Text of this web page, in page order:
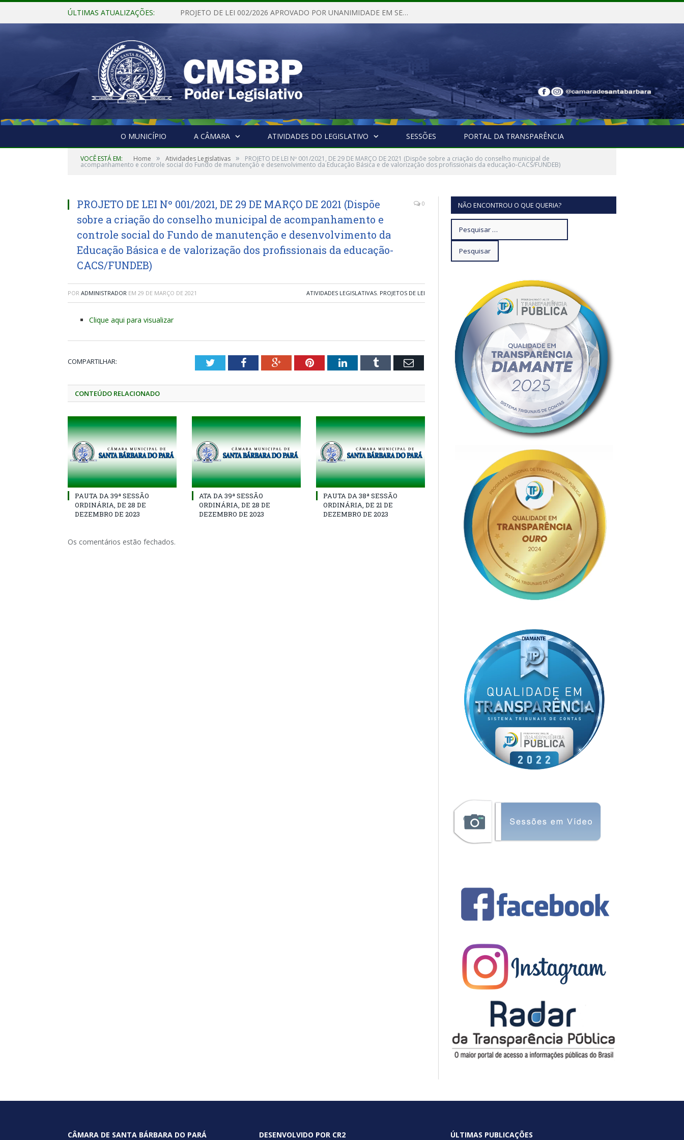
ÚLTIMAS ATUALIZAÇÕES: PROJETO DE LEI 002/2026 APROVADO POR UNANIMIDADE EM SESSÃO ORDINÁRIA NESTA QUINTA – FEIRA 28 DE MAIO DE 2026
O MUNICÍPIO A CÂMARA ATIVIDADES DO LEGISLATIVO SESSÕES PORTAL DA TRANSPARÊNCIA
VOCÊ ESTÁ EM: Home » Atividades Legislativas » PROJETO DE LEI Nº 001/2021, DE 29 DE MARÇO DE 2021 (Dispõe sobre a criação do conselho municipal de
acompanhamento e controle social do Fundo de manutenção e desenvolvimento da Educação Básica e de valorização dos profissionais da educação-CACS/FUNDEB)
PROJETO DE LEI Nº 001/2021, DE 29 DE MARÇO DE 2021 (Dispõe
sobre a criação do conselho municipal de acompanhamento e
controle social do Fundo de manutenção e desenvolvimento da
Educação Básica e de valorização dos profissionais da educação-
CACS/FUNDEB)
0
POR ADMINISTRADOR EM 29 DE MARÇO DE 2021 ATIVIDADES LEGISLATIVAS, PROJETOS DE LEI
Clique aqui para visualizar
COMPARTILHAR: TwitterFacebookGoogle+PinterestLinkedInTumblr Email
CONTEÚDO RELACIONADO
PAUTA DA 39ª SESSÃO
ORDINÁRIA, DE 28 DE
DEZEMBRO DE 2023
ATA DA 39ª SESSÃO
ORDINÁRIA, DE 28 DE
DEZEMBRO DE 2023
PAUTA DA 38ª SESSÃO
ORDINÁRIA, DE 21 DE
DEZEMBRO DE 2023
Os comentários estão fechados.
NÃO ENCONTROU O QUE QUERIA?
CÂMARA DE SANTA BÁRBARA DO PARÁ DESENVOLVIDO POR CR2 ÚLTIMAS PUBLICAÇÕES